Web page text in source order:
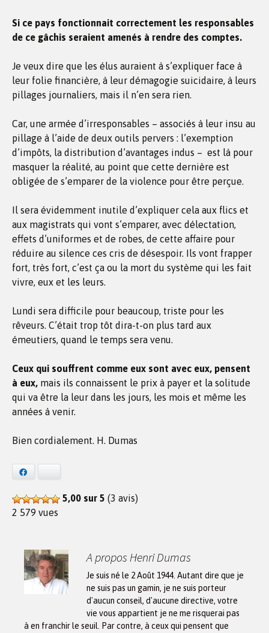
Si ce pays fonctionnait correctement les responsables
de ce gâchis seraient amenés à rendre des comptes.
Je veux dire que les élus auraient à s’expliquer face à
leur folie financière, à leur démagogie suicidaire, à leurs
pillages journaliers, mais il n’en sera rien.
Car, une armée d’irresponsables – associés à leur insu au
pillage à l’aide de deux outils pervers : l’exemption
d’impôts, la distribution d’avantages indus – est là pour
masquer la réalité, au point que cette dernière est
obligée de s’emparer de la violence pour être perçue.
Il sera évidemment inutile d’expliquer cela aux flics et
aux magistrats qui vont s’emparer, avec délectation,
effets d’uniformes et de robes, de cette affaire pour
réduire au silence ces cris de désespoir. Ils vont frapper
fort, très fort, c’est ça ou la mort du système qui les fait
vivre, eux et les leurs.
Lundi sera difficile pour beaucoup, triste pour les
rêveurs. C’était trop tôt dira-t-on plus tard aux
émeutiers, quand le temps sera venu.
Ceux qui souffrent comme eux sont avec eux, pensent
à eux, mais ils connaissent le prix à payer et la solitude
qui va être la leur dans les jours, les mois et même les
années à venir.
Bien cordialement. H. Dumas
5,00 sur 5 (3 avis)
2 579 vues
A propos Henri Dumas
Je suis né le 2 Août 1944. Autant dire que je
ne suis pas un gamin, je ne suis porteur
d'aucun conseil, d'aucune directive, votre
vie vous appartient je ne me risquerai pas
à en franchir le seuil. Par contre, à ceux qui pensent que